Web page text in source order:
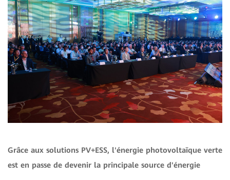
Grâce aux solutions PV+ESS, l'énergie photovoltaïque verte
est en passe de devenir la principale source d'énergie